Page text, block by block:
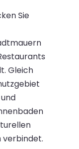
Sie
Gleich